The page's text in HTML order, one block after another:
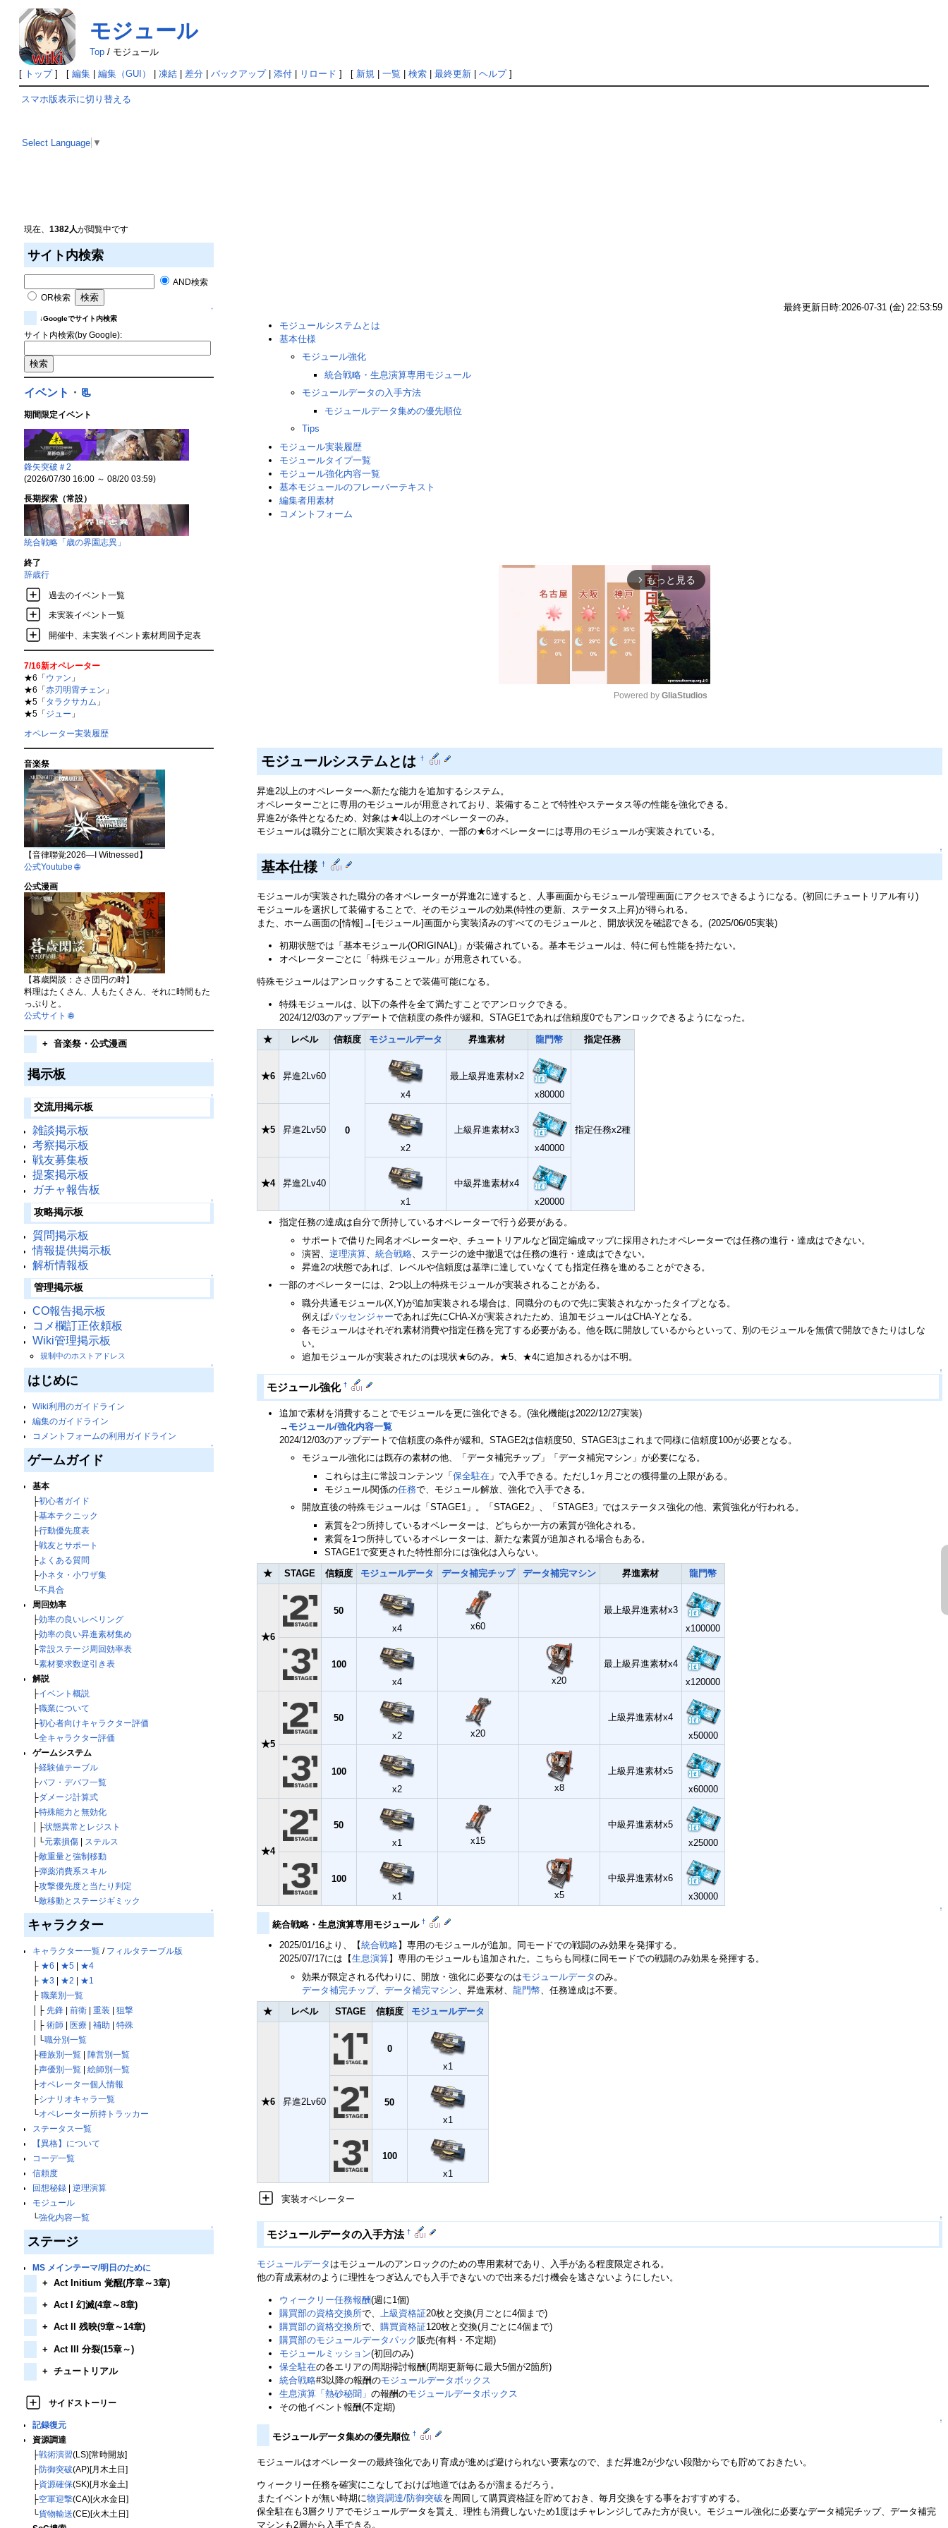
モジュール
Top/ モジュール
[ トップ] [ 編集| 編集（GUI） 凍結| 差分| バックアップ| 添付| リロード ] [ 新規| 一覧 検索| 最終更新| ヘルプ]
スマホ版表示に切り替える
Select Language ▼
現在、 1382人が閲覧中です
サイト内検索
AND検索
OR検索
↑
↓Googleでサイト内検索
サイト内検索(by Google):
イベント ・ 📃
期間限定イベント
鋒矢突破＃2
(2026/07/30 16:00 ～ 08/20 03:59)
長期探索（常設）
統合戦略「歳の界園志異」
終了
辞歳行
過去のイベント一覧
未実装イベント一覧
開催中、未実装イベント素材周回予定表
7/16新オペレーター
★6「ウァン 」
★6「赤刃明霄チェン 」
★5「タラクサカム 」
★5「ジュー 」
オペレーター実装履歴
音楽祭
【音律聯覚2026—I Witnessed】
公式Youtube 🌐
公式漫画
【暮歳閑談：ささ団円の時】
料理はたくさん、人もたくさん、それに時間もた
っぷりと。
公式サイト 🌐
+ 音楽祭・公式漫画
↑
掲示板
↑
交流用掲示板
雑談掲示板
考察掲示板
戦友募集板
提案掲示板
ガチャ報告板
↑
攻略掲示板
質問掲示板
情報提供掲示板
解析情報板
↑
管理掲示板
CO報告掲示板
コメ欄訂正依頼板
Wiki管理掲示板
規制中のホストアドレス
↑
はじめに
Wiki利用のガイドライン
編集のガイドライン
コメントフォームの利用ガイドライン
↑
ゲームガイド
基本
├初心者ガイド
├基本テクニック
├行動優先度表
├戦友とサポート
├よくある質問
├小ネタ・小ワザ集
└不具合
周回効率
├効率の良いレベリング
├効率の良い昇進素材集め
├常設ステージ周回効率表
└素材要求数逆引き表
解説
├イベント概説
├職業について
├初心者向けキャラクター評価
└全キャラクター評価
ゲームシステム
├経験値テーブル
├バフ・デバフ一覧
├ダメージ計算式
├特殊能力と無効化
│├状態異常とレジスト
│└元素損傷| ステルス
├敵重量と強制移動
├弾薬消費系スキル
├攻撃優先度と当たり判定
└敵移動とステージギミック
↑
キャラクター
キャラクター一覧/ フィルタテーブル版
├ ★6 ★5|
★4
├ ★3 ★2
★1
├ 職業別一覧
│├ 先鋒| 前衛| 重装
狙撃
│├ 術師| 医療| 補助
特殊
│└職分別一覧
├種族別一覧|
陣営別一覧
├声優別一覧| 絵師別一覧
├オペレーター個人情報
├シナリオキャラ一覧
└オペレーター所持トラッカー
ステータス一覧
【異格】について
コーデ一覧
信頼度
回想秘録| 逆理演算
モジュール
└強化内容一覧
↑
ステージ
MS メインテーマ/明日のために
+ Act Initium 覚醒(序章～3章)
+ Act I 幻滅(4章～8章)
+ Act II 残映(9章～14章)
+ Act III 分裂(15章～)
+ チュートリアル
サイドストーリー
記録復元
資源調達
├戦術演習(LS)[常時開放]
├防御突破(AP)[月木土日]
├資源確保(SK)[月水金土]
├空軍迎撃(CA)[火水金日]
└貨物輸送(CE)[火木土日]
最終更新日時:2026-07-31 (金) 22:53:59
モジュールシステムとは
基本仕様
モジュール強化
統合戦略・生息演算専用モジュール
モジュールデータの入手方法
モジュールデータ集めの優先順位
Tips
モジュール実装履歴
モジュールタイプ一覧
モジュール強化内容一覧
基本モジュールのフレーバーテキスト
編集者用素材
コメントフォーム
arrow_forward_ios もっと見る
Powered by GliaStudios
モジュールシステムとは †
昇進2以上のオペレーターへ新たな能力を追加するシステム。
オペレーターごとに専用のモジュールが用意されており、装備することで特性やステータス等の性能を強化できる。
昇進2が条件となるため、対象は★4以上のオペレーターのみ。
モジュールは職分ごとに順次実装されるほか、一部の★6オペレーターには専用のモジュールが実装されている。
↑
基本仕様 †
モジュールが実装された職分の各オペレーターが昇進2に達すると、人事画面からモジュール管理画面にアクセスできるようになる。(初回にチュートリアル有り)
モジュールを選択して装備することで、そのモジュールの効果(特性の更新、ステータス上昇)が得られる。
また、ホーム画面の[情報]→[モジュール]画面から実装済みのすべてのモジュールと、開放状況を確認できる。(2025/06/05実装)
初期状態では「基本モジュール(ORIGINAL)」が装備されている。基本モジュールは、特に何も性能を持たない。
オペレーターごとに「特殊モジュール」が用意されている。
特殊モジュールはアンロックすることで装備可能になる。
特殊モジュールは、以下の条件を全て満たすことでアンロックできる。
2024/12/03のアップデートで信頼度の条件が緩和。STAGE1であれば信頼度0でもアンロックできるようになった。
★ レベル 信頼度 モジュールデータ 昇進素材 龍門幣 指定任務
★6 昇進2Lv60
0
x4
最上級昇進素材x2
x80000
指定任務x2種
★5
昇進2Lv50
x2
上級昇進素材x3
x40000
★4
昇進2Lv40
x1
中級昇進素材x4
x20000
指定任務の達成は自分で所持しているオペレーターで行う必要がある。
サポートで借りた同名オペレーターや、チュートリアルなど固定編成マップに採用されたオペレーターでは任務の進行・達成はできない。
演習、 逆理演算、 統合戦略 、ステージの途中撤退では任務の進行・達成はできない。
昇進2の状態であれば、レベルや信頼度は基準に達していなくても指定任務を進めることができる。
一部のオペレーターには、2つ以上の特殊モジュールが実装されることがある。
職分共通モジュール(X,Y)が追加実装される場合は、同職分のもので先に実装されなかったタイプとなる。
例えばパッセンジャーであれば先にCHA-Xが実装されたため、追加モジュールはCHA-Yとなる。
各モジュールはそれぞれ素材消費や指定任務を完了する必要がある。他を既に開放しているからといって、別のモジュールを無償で開放できたりはしな
い。
追加モジュールが実装されたのは現状★6のみ。★5、★4に追加されるかは不明。
↑
モジュール強化†
追加で素材を消費することでモジュールを更に強化できる。(強化機能は2022/12/27実装)
→ モジュール/強化内容一覧
2024/12/03のアップデートで信頼度の条件が緩和。STAGE2は信頼度50、STAGE3はこれまで同様に信頼度100が必要となる。
モジュール強化には既存の素材の他、「データ補完チップ」「データ補完マシン」が必要になる。
これらは主に常設コンテンツ「保全駐在」で入手できる。ただし1ヶ月ごとの獲得量の上限がある。
モジュール関係の任務で、モジュール解放、強化で入手できる。
開放直後の特殊モジュールは「STAGE1」。「STAGE2」、「STAGE3」ではステータス強化の他、素質強化が行われる。
素質を2つ所持しているオペレーターは、どちらか一方の素質が強化される。
素質を1つ所持しているオペレーターは、新たな素質が追加される場合もある。
STAGE1で変更された特性部分には強化は入らない。
★ STAGE 信頼度 モジュールデータ データ補完チップ データ補完マシン 昇進素材 龍門幣
★6
50
x4
x60
最上級昇進素材x3
x100000
100
x4
x20
最上級昇進素材x4
x120000
★5
50
x2
x20
上級昇進素材x4
x50000
100
x2
x8
上級昇進素材x5
x60000
★4
50
x1
x15
中級昇進素材x5
x25000
100
x1
x5
中級昇進素材x6
x30000
↑
統合戦略・生息演算専用モジュール †
2025/01/16より、【統合戦略 】専用のモジュールが追加。同モードでの戦闘のみ効果を発揮する。
2025/07/17には【生息演算】専用のモジュールも追加された。こちらも同様に同モードでの戦闘のみ効果を発揮する。
効果が限定される代わりに、開放・強化に必要なのはモジュールデータのみ。
データ補完チップ、 データ補完マシン 、昇進素材、 龍門幣 、任務達成は不要。
★ レベル STAGE 信頼度 モジュールデータ
★6 昇進2Lv60
0
x1
50
x1
100
x1
実装オペレーター
↑
モジュールデータの入手方法†
モジュールデータ はモジュールのアンロックのための専用素材であり、入手がある程度限定される。
他の育成素材のように理性をつぎ込んでも入手できないので出来るだけ機会を逃さないようにしたい。
ウィークリー任務報酬(週に1個)
購買部の資格交換所で、 上級資格証20枚と交換(月ごとに4個まで)
購買部の資格交換所で、 購買資格証120枚と交換(月ごとに4個まで)
購買部のモジュールデータパック販売(有料・不定期)
モジュールミッション(初回のみ)
保全駐在の各エリアの周期掃討報酬(周期更新毎に最大5個が2箇所)
統合戦略#3以降の報酬のモジュールデータボックス
生息演算「熱砂秘聞」 の報酬のモジュールデータボックス
その他イベント報酬(不定期)
↑
モジュールデータ集めの優先順位 †
モジュールはオペレーターの最終強化であり育成が進めば避けられない要素なので、まだ昇進2が少ない段階からでも貯めておきたい。
ウィークリー任務を確実にこなしておけば地道ではあるが溜まるだろう。
またイベントが無い時期に物資調達/防御突破を周回して購買資格証を貯めておき、毎月交換をする事をおすすめする。
保全駐在も3層クリアでモジュールデータを貰え、理性も消費しないため1度はチャレンジしてみた方が良い。モジュール強化に必要なデータ補完チップ、データ補完
マシンも2層から入手できる。